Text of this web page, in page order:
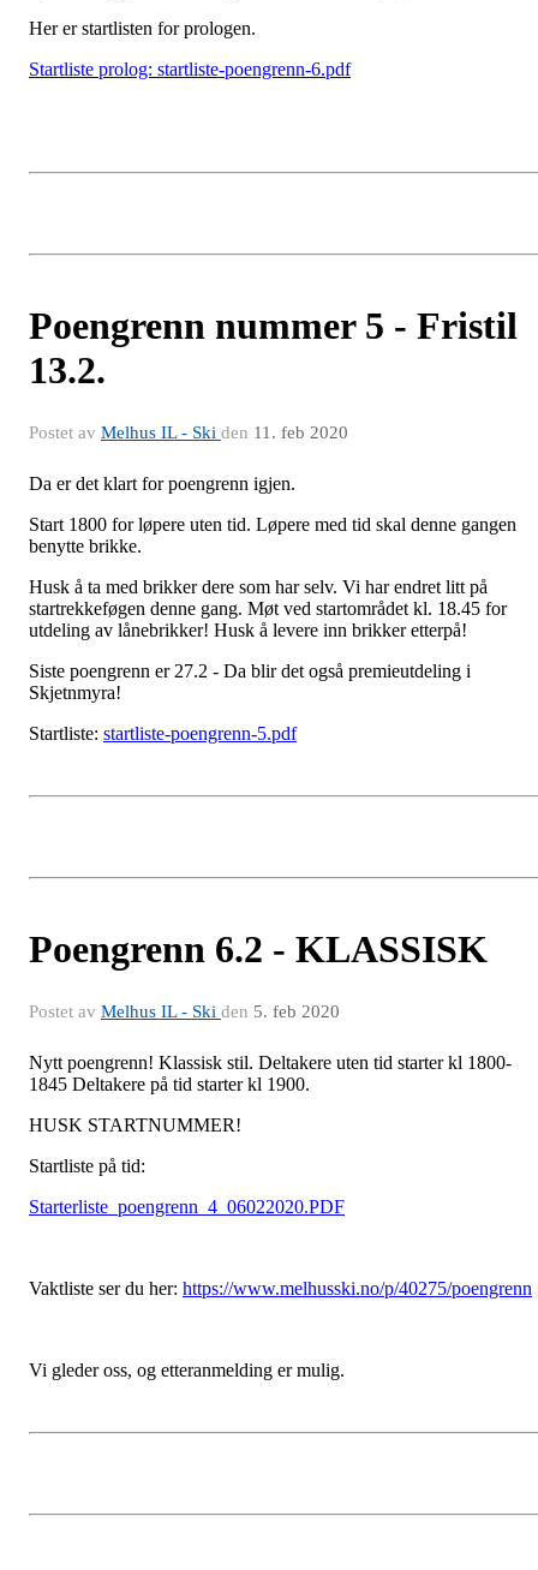
Her er startlisten for prologen.
Startliste prolog: startliste-poengrenn-6.pdf
Poengrenn nummer 5 - Fristil
13.2.
Postet av Melhus IL - Ski den 11. feb 2020
Da er det klart for poengrenn igjen.
Start 1800 for løpere uten tid. Løpere med tid skal denne gangen
benytte brikke.
Husk å ta med brikker dere som har selv. Vi har endret litt på
startrekkeføgen denne gang. Møt ved startområdet kl. 18.45 for
utdeling av lånebrikker! Husk å levere inn brikker etterpå!
Siste poengrenn er 27.2 - Da blir det også premieutdeling i
Skjetnmyra!
Startliste: startliste-poengrenn-5.pdf
Poengrenn 6.2 - KLASSISK
Postet av Melhus IL - Ski den 5. feb 2020
Nytt poengrenn! Klassisk stil. Deltakere uten tid starter kl 1800-
1845 Deltakere på tid starter kl 1900.
HUSK STARTNUMMER!
Startliste på tid:
Starterliste_poengrenn_4_06022020.PDF
Vaktliste ser du her: https://www.melhusski.no/p/40275/poengrenn
Vi gleder oss, og etteranmelding er mulig.